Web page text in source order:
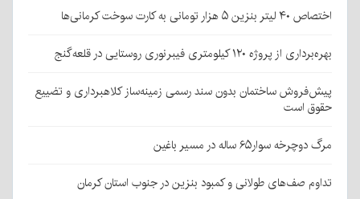
اختصاص ۴۰ لیتر بنزین ۵ هزار تومانی به کارت سوخت کرمانی‌ها
بهره‌برداری از پروژه ۱۲۰ کیلومتری فیبرنوری روستایی در قلعه‌گنج
پیش‌فروش ساختمان بدون سند رسمی زمینه‌ساز کلاهبرداری و تضییع
حقوق است
مرگ دوچرخه سوار۶۵ ساله در مسیر باغین
تداوم صف‌های طولانی و کمبود بنزین در جنوب استان کرمان